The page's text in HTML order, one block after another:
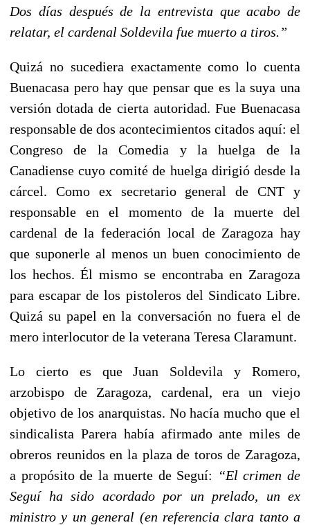
Dos días después de la entrevista que acabo de
relatar, el cardenal Soldevila fue muerto a tiros.”
Quizá no sucediera exactamente como lo cuenta
Buenacasa pero hay que pensar que es la suya una
versión dotada de cierta autoridad. Fue Buenacasa
responsable de dos acontecimientos citados aquí: el
Congreso de la Comedia y la huelga de la
Canadiense cuyo comité de huelga dirigió desde la
cárcel. Como ex secretario general de CNT y
responsable en el momento de la muerte del
cardenal de la federación local de Zaragoza hay
que suponerle al menos un buen conocimiento de
los hechos. Él mismo se encontraba en Zaragoza
para escapar de los pistoleros del Sindicato Libre.
Quizá su papel en la conversación no fuera el de
mero interlocutor de la veterana Teresa Claramunt.
Lo cierto es que Juan Soldevila y Romero,
arzobispo de Zaragoza, cardenal, era un viejo
objetivo de los anarquistas. No hacía mucho que el
sindicalista Parera había afirmado ante miles de
obreros reunidos en la plaza de toros de Zaragoza,
a propósito de la muerte de Seguí: “El crimen de
Seguí ha sido acordado por un prelado, un ex
ministro y un general (en referencia clara tanto a